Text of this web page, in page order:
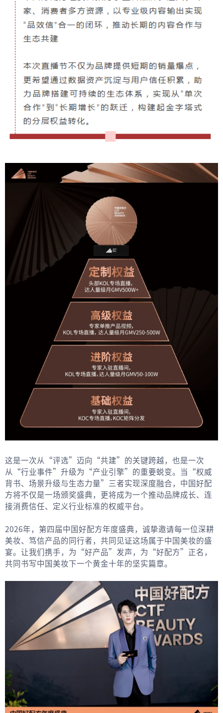
这是一次从“评选”迈向“共建”的关键跨越，也是一次
从“行业事件”升级为“产业引擎”的重要蜕变。当“权威
背书、场景升级与生态力量”三者实现深度融合，中国好配
方将不仅是一场颁奖盛典，更将成为一个推动品牌成长、连
接消费信任、定义行业标准的权威平台。
2026年，第四届中国好配方年度盛典，诚挚邀请每一位深耕
美妆、笃信产品的同行者，共同见证这场属于中国美妆的盛
宴。让我们携手，为“好产品”发声，为“好配方”正名，
共同书写中国美妆下一个黄金十年的坚实篇章。